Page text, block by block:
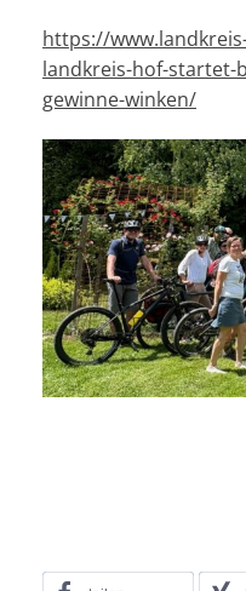
https://
landkreis-hof-
gewinne-winken/